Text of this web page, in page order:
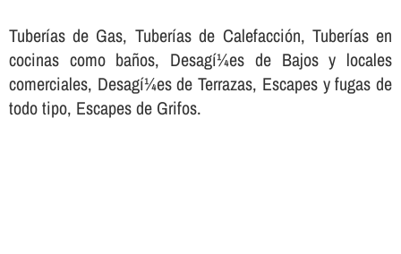
Tuberí­as de Gas, Tuberí­as de Calefacción, Tuberí­as en
cocinas como baños, Desagí¼es de Bajos y locales
comerciales, Desagí¼es de Terrazas, Escapes y fugas de
todo tipo, Escapes de Grifos.